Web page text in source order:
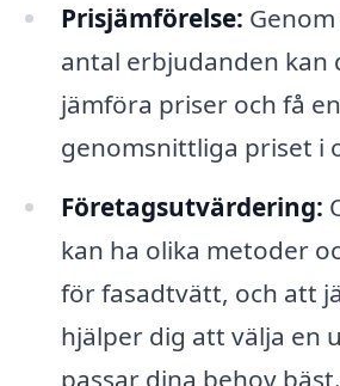
Prisjämförelse:
antal erbjudanden kan
jämföra priser och få
genomsnittliga priset i
Företagsutvärdering:
kan ha olika metoder
för fasadtvätt, och att
hjälper dig att välja en
passar dina behov bäst.